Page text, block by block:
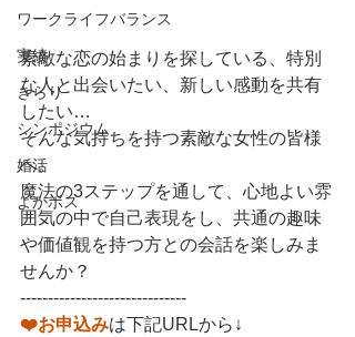
ワークライフバランス
実績
きらり
シンポジウム
婚活
よかボス
素敵な恋の始まりを探している、特別
な人と出会いたい、新しい感動を共有
したい…
そんな気持ちを持つ素敵な女性の皆様
へ。
魔法の3ステップを通して、心地よい雰
囲気の中で自己表現をし、共通の趣味
や価値観を持つ方との会話を楽しみま
せんか？
------------------------------
❤️お申込みは下記URLから↓